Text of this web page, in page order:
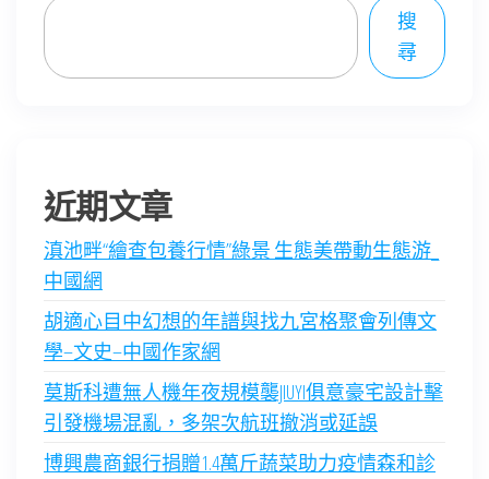
搜
尋
近期文章
滇池畔“繪查包養行情”綠景 生態美帶動生態游_
中國網
胡適心目中幻想的年譜與找九宮格聚會列傳文
學–文史–中國作家網
莫斯科遭無人機年夜規模襲JIUYI俱意豪宅設計擊
引發機場混亂，多架次航班撤消或延誤
博興農商銀行捐贈1.4萬斤蔬菜助力疫情森和診